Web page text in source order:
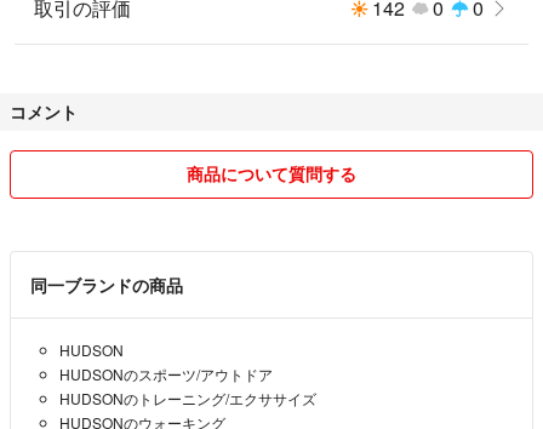
取引の評価 142 0 0
コメント
商品について質問する
同一ブランドの商品
HUDSON
HUDSONのスポーツ/アウトドア
HUDSONのトレーニング/エクササイズ
HUDSONのウォーキング